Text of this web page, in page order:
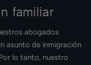
familiar
abogados
asunto de inmigración
lo tanto, nuestro